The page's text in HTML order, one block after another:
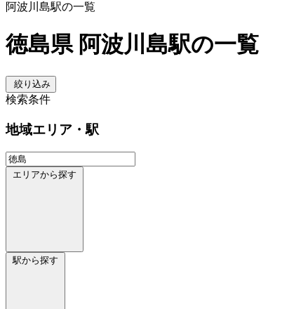
阿波川島駅の一覧
徳島県 阿波川島駅の一覧
絞り込み
検索条件
地域エリア・駅
エリアから探す
駅から探す